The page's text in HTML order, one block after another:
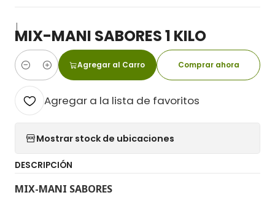
|MIX-MANI SABORES 1 KILO
Cantidad
Agregar al Carro Comprar ahora
Agregar a la lista de favoritos
Mostrar stock de ubicaciones
DESCRIPCIÓN
MIX-MANI SABORES